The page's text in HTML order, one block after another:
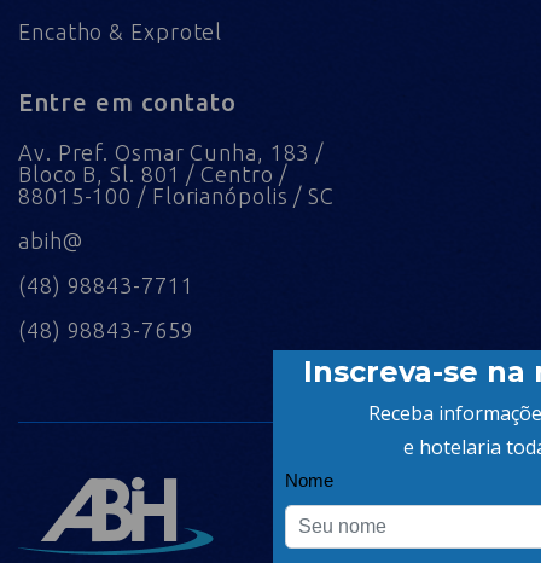
Encatho & Exprotel
Entre em contato
Av. Pref. Osmar Cunha, 183 /
Bloco B, Sl. 801 / Centro /
88015-100 / Florianópolis / SC
abih@
(48) 98843-7711
(48) 98843-7659